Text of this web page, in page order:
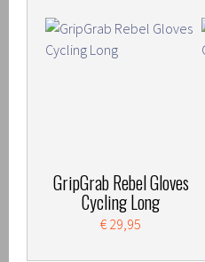
GripGrab Rebel Gloves
Cycling Long
€ 29,95